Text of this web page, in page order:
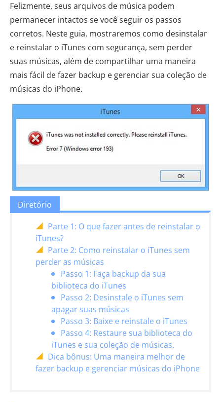
Felizmente, seus arquivos de música podem
permanecer intactos se você seguir os passos
corretos. Neste guia, mostraremos como desinstalar
e reinstalar o iTunes com segurança, sem perder
suas músicas, além de compartilhar uma maneira
mais fácil de fazer backup e gerenciar sua coleção de
músicas do iPhone.
Diretório
Parte 1: O que fazer antes de reinstalar o
iTunes?
Parte 2: Como reinstalar o iTunes sem
perder as músicas
Passo 1: Faça backup da sua
biblioteca do iTunes
Passo 2: Desinstale o iTunes sem
apagar suas músicas
Passo 3: Baixe e reinstale o iTunes
Passo 4: Restaure sua biblioteca do
iTunes e sua coleção de músicas.
Dica bônus: Uma maneira melhor de
fazer backup e gerenciar músicas do iPhone